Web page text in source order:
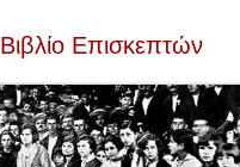
Βιβλίο Επισκεπτών